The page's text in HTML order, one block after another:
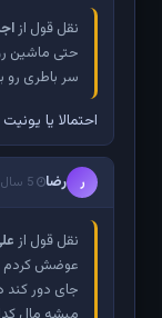
نقل قول از
حتی ماشین
سر باطری رو
احتمالا یا
ر رضا 5 سال پیش
نقل قول از
جای دور